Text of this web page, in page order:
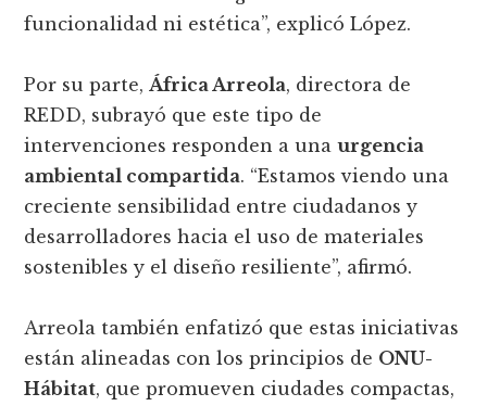
funcionalidad ni estética”, explicó López.
Por su parte, África Arreola, directora de
REDD, subrayó que este tipo de
intervenciones responden a unaurgencia
ambiental compartida. “Estamos viendo una
creciente sensibilidad entre ciudadanos y
desarrolladores hacia el uso de materiales
sostenibles y el diseño resiliente”, afirmó.
Arreola también enfatizó que estas iniciativas
están alineadas con los principios de ONU-
Hábitat, que promueven ciudades compactas,